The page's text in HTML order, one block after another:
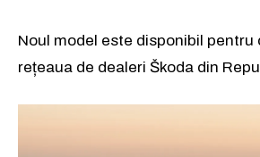
Noul model este disponibil pentru
rețeaua de dealeri Škoda din